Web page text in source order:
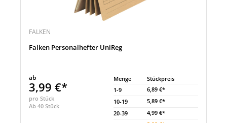
FALKEN
Falken Personalhefter UniReg
ab
3,99 €*
pro Stück
Ab 40 Stück
Menge
Stückpreis
1-9
6,89 €*
10-19
5,89 €*
20-39
4,99 €*